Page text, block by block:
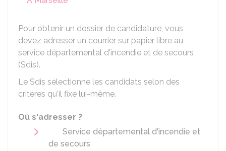
Pour obtenir un dossier de candidature, vous
devez adresser un courrier sur papier libre au
service départemental d'incendie et de secours
(Sdis).
Le Sdis sélectionne les candidats selon des
critères qu'il fixe lui-même.
Où s'adresser ?
Service départemental d'incendie et
de secours